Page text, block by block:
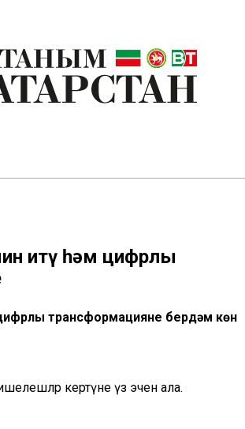
итү һәм цифрлы
трансформациянең бердәм көн
кертүне үз эченә ала.